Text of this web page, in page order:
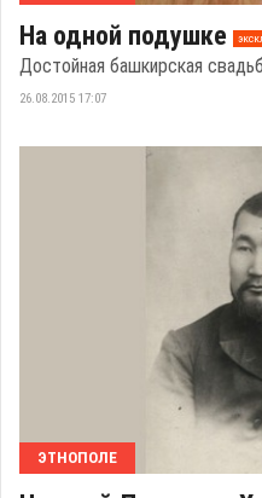
На одной подушке
Достойная башкирская
26.08.2015 17:07
ЭТНОПОЛЕ